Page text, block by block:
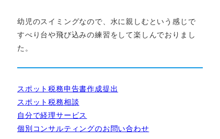
幼児のスイミングなので、水に親しむという感じで
すべり台や飛び込みの練習をして楽しんでおりまし
た。
スポット税務申告書作成提出
スポット税務相談
自分で経理サービス
個別コンサルティングのお問い合わせ